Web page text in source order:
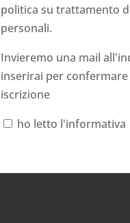
politica su trattamento
personali.
Invieremo una mail
inserirai per confermare
iscrizione
ho letto l'informativa